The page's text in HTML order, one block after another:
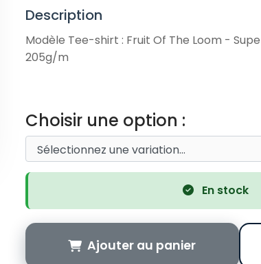
Description
Modèle Tee-shirt : Fruit Of The Loom -
205g/m
Choisir une option :
En stock
Ajouter au panier